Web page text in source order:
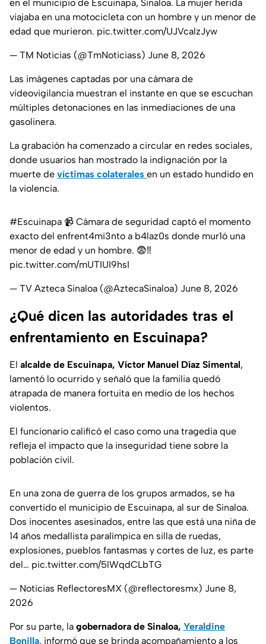
en el municipio de Escuinapa, Sinaloa. La mujer herida
viajaba en una motocicleta con un hombre y un menor de
edad que murieron. pic.twitter.com/UJVcalzJyw
— TM Noticias (@TmNoticiass) June 8, 2026
Las imágenes captadas por una cámara de
videovigilancia muestran el instante en que se escuchan
múltiples detonaciones en las inmediaciones de una
gasolinera.
La grabación ha comenzado a circular en redes sociales,
donde usuarios han mostrado la indignación por la
muerte de víctimas colaterales en un estado hundido en
la violencia.
#Escuinapa 📹 Cámara de seguridad captó el momento
exacto del enfrent4mi3nto a b4laz0s donde mur1ó una
menor de edad y un hombre. 😨‼️
pic.twitter.com/mUTIUI9hsI
— TV Azteca Sinaloa (@AztecaSinaloa) June 8, 2026
¿Qué dicen las autoridades tras el
enfrentamiento en Escuinapa?
El alcalde de Escuinapa, Víctor Manuel Díaz Simental,
lamentó lo ocurrido y señaló que la familia quedó
atrapada de manera fortuita en medio de los hechos
violentos.
El funcionario calificó el caso como una tragedia que
refleja el impacto que la inseguridad tiene sobre la
población civil.
En una zona de guerra de los grupos armados, se ha
convertido el municipio de Escuinapa, al sur de Sinaloa.
Dos inocentes asesinados, entre las que está una niña de
14 años medallista paralímpica en silla de ruedas,
explosiones, pueblos fantasmas y cortes de luz, es parte
del… pic.twitter.com/5lWqdCLbTG
— Noticias ReflectoresMX (@reflectoresmx) June 8,
2026
Por su parte, la gobernadora de Sinaloa, Yeraldine
Bonilla, informó que se brinda acompañamiento a los